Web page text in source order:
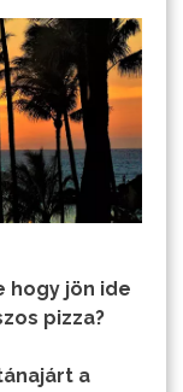
hogy jön ide
pizza?
a